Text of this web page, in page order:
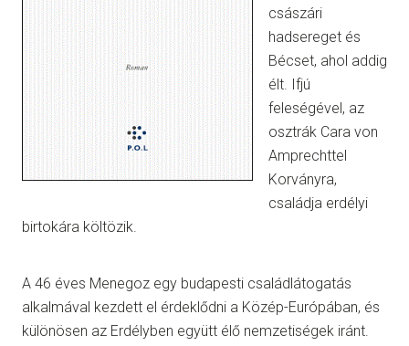
császári
hadsereget és
Bécset, ahol addig
élt. Ifjú
feleségével, az
osztrák Cara von
Amprechttel
Korványra,
családja erdélyi
birtokára költözik.
A 46 éves Menegoz egy budapesti családlátogatás
alkalmával kezdett el érdeklődni a Közép-Európában, és
különösen az Erdélyben együtt élő nemzetiségek iránt.